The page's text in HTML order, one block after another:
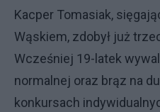
Kacper Tomasiak,
Wąskiem, zdobył już
Wcześniej 19-latek
normalnej oraz brąz na
konkursach